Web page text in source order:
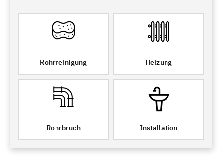
Rohrreinigung Heizung
Rohrbruch Installation